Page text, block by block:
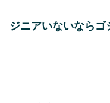
ジニアいないなら